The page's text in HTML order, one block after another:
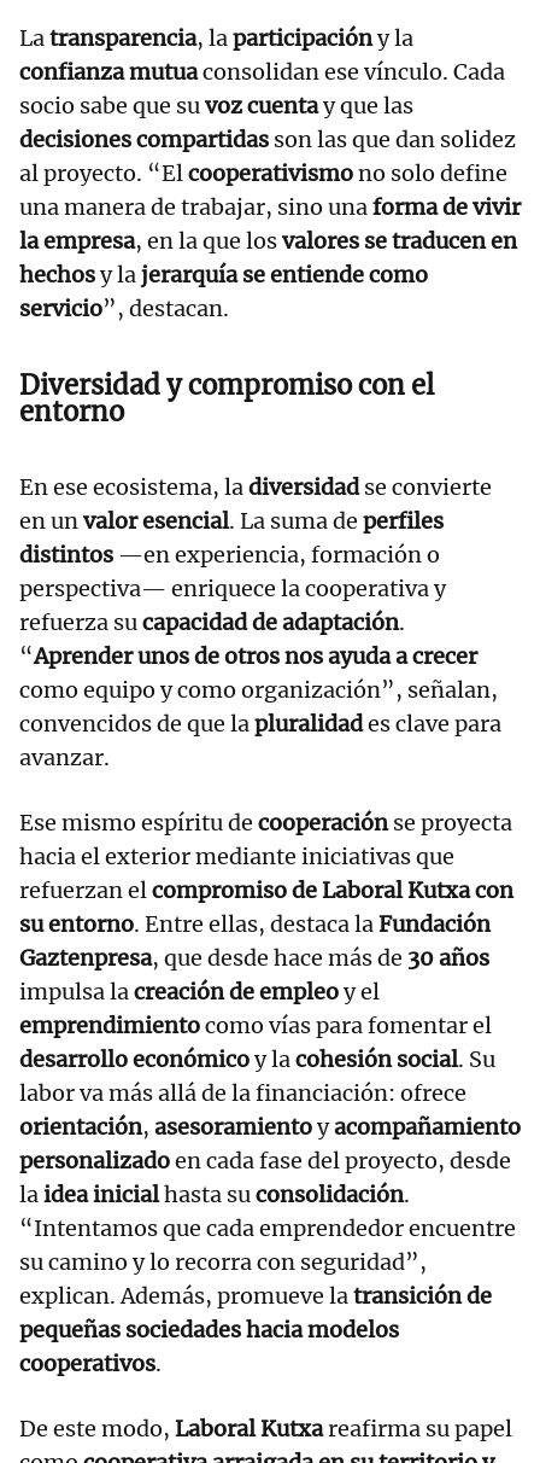
Latransparencia, laparticipacióny la
confianza mutuaconsolidan ese vínculo. Cada
socio sabe que suvoz cuentay que las
decisiones compartidas son las que dan solidez
al proyecto. “Elcooperativismono solo define
una manera de trabajar, sino unaforma de vivir
la empresa, en la que losvalores se traducen en
hechosy lajerarquía se entiende como
servicio”, destacan.
Diversidad y compromiso con el
entorno
En ese ecosistema, ladiversidadse convierte
en unvalor esencial. La suma de perfiles
distintos —en experiencia, formación o
perspectiva— enriquece la cooperativa y
refuerza sucapacidad de adaptación.
“Aprender unos de otros nos ayuda a crecer
como equipo y como organización”, señalan,
convencidos de que lapluralidades clave para
avanzar.
Ese mismo espíritu de cooperaciónse proyecta
hacia el exterior mediante iniciativas que
refuerzan elcompromiso de Laboral Kutxa con
su entorno. Entre ellas, destaca laFundación
Gaztenpresa, que desde hace más de 30 años
impulsa lacreación de empleoy el
emprendimientocomo vías para fomentar el
desarrollo económicoy lacohesión social. Su
labor va más allá de la financiación: ofrece
orientación, asesoramientoyacompañamiento
personalizadoen cada fase del proyecto, desde
laidea inicialhasta suconsolidación.
“Intentamos que cada emprendedor encuentre
su camino y lo recorra con seguridad”,
explican. Además, promueve latransición de
pequeñas sociedades hacia modelos
cooperativos.
De este modo, Laboral Kutxareafirma su papel